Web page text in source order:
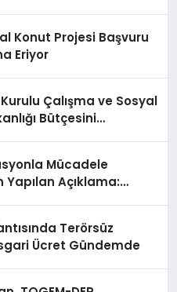
Konut Projesi Başvuru
Eriyor
Çalışma ve Sosyal
Bütçesini
Mücadele
Yapılan Açıklama:
Terörsüz
Ücret Gündemde